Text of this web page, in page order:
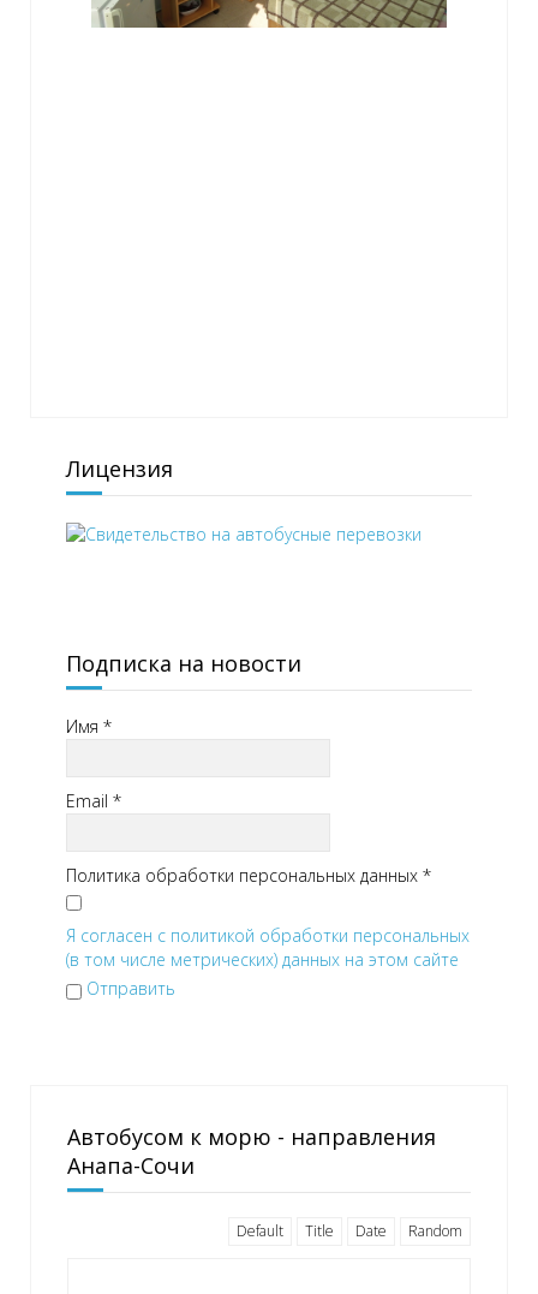
Лицензия
Подписка на новости
Имя *
Email *
Политика обработки персональных данных *
Я согласен с политикой обработки персональных
(в том числе метрических) данных на этом сайте
Отправить
Автобусом к морю - направления
Анапа-Сочи
Default Title Date Random